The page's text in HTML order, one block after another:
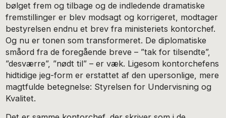
bølget frem og tilbage og de indledende dramatiske
fremstillinger er blev modsagt og korrigeret, modtager
bestyrelsen endnu et brev fra ministeriets kontorchef.
Og nu er tonen som transformeret. De diplomatiske
småord fra de foregående breve – ”tak for tilsendte”,
”desværre”, ”nødt til” – er væk. Ligesom kontorchefens
hidtidige jeg-form er erstattet af den upersonlige, mere
magtfulde betegnelse: Styrelsen for Undervisning og
Kvalitet.